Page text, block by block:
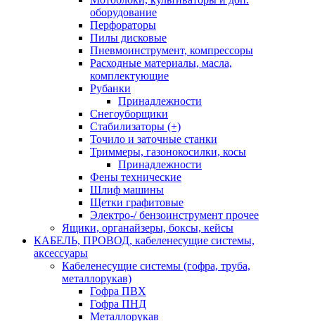
оборудование
Перфораторы
Пилы дисковые
Пневмоинструмент, компрессоры
Расходные материалы, масла,
комплектующие
Рубанки
Принадлежности
Снегоуборщики
Стабилизаторы (+)
Точило и заточные станки
Триммеры, газонокосилки, косы
Принадлежности
Фены технические
Шлиф машины
Щетки графитовые
Электро-/ бензоинструмент прочее
Ящики, органайзеры, боксы, кейсы
КАБЕЛЬ, ПРОВОД, кабеленесущие системы,
аксессуары
Кабеленесущие системы (гофра, труба,
металлорукав)
Гофра ПВХ
Гофра ПНД
Металлорукав